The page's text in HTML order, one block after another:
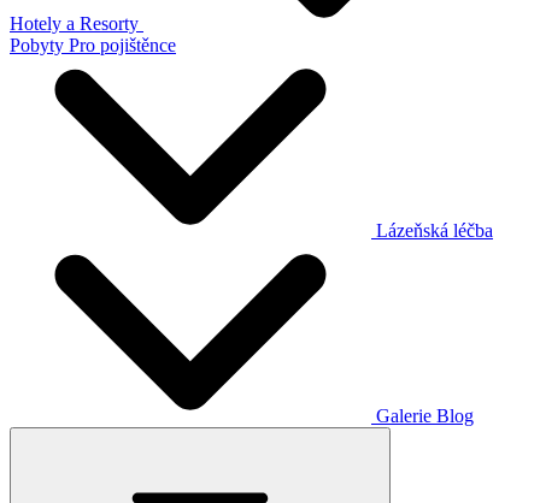
Hotely a Resorty
Pobyty Pro pojištěnce
Lázeňská léčba
Galerie Blog